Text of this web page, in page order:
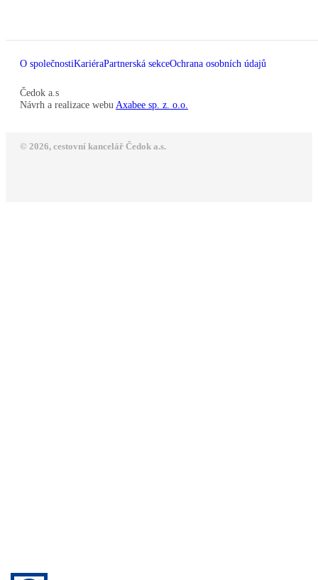
O společnostiKariéraPartnerská sekceOchrana osobních údajů
Čedok a.s
Návrh a realizace webu Axabee sp. z. o.o.
© 2026, cestovní kancelář Čedok a.s.